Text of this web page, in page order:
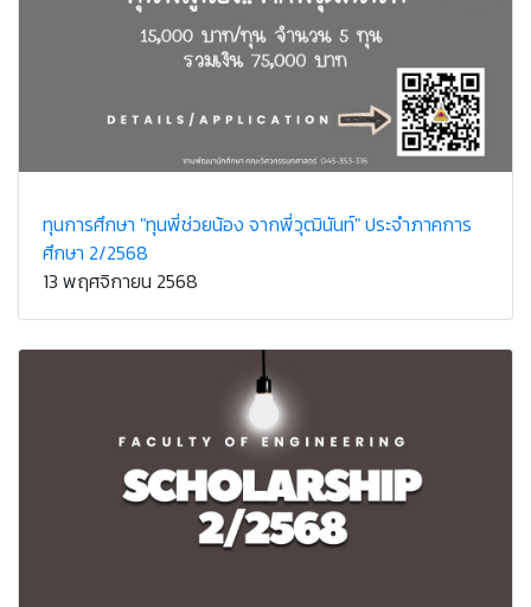
ทุนการศึกษา "ทุนพี่ช่วยน้อง จากพี่วุฒินันท์" ประจำภาคการ
ศึกษา 2/2568
13 พฤศจิกายน 2568